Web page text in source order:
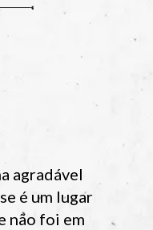
agradável
é um lugar
não foi em